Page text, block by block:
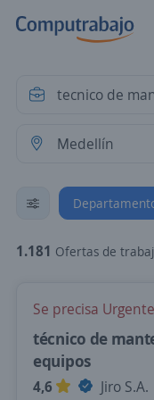
1.181 Ofertas de trabajo de tecnico de
Se precisa Urgente
técnico de
equipos
4,6 Jiro S.A.